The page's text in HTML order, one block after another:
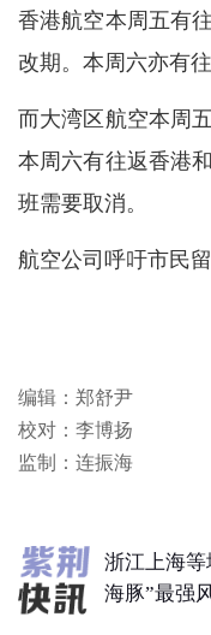
香港航空本周五有
改期。本周六亦有
而大湾区航空本周
本周六有往返香港
班需要取消。
航空公司呼吁市民
编辑：郑舒尹
校对：李博扬
监制：连振海
一带，其外
明两日持...
随著热带气
一带并移入
浙江上海等
海豚”最强